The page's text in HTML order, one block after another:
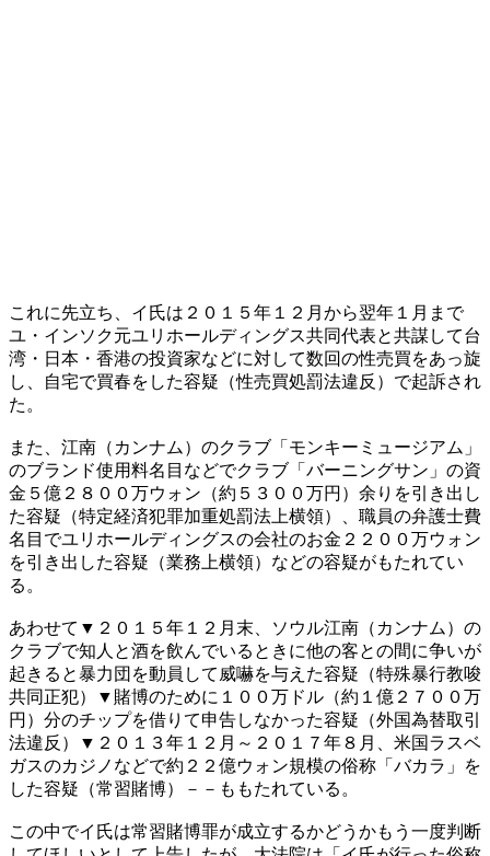
これに先立ち、イ氏は２０１５年１２月から翌年１月まで
ユ・インソク元ユリホールディングス共同代表と共謀して台
湾・日本・香港の投資家などに対して数回の性売買をあっ旋
し、自宅で買春をした容疑（性売買処罰法違反）で起訴され
た。
また、江南（カンナム）のクラブ「モンキーミュージアム」
のブランド使用料名目などでクラブ「バーニングサン」の資
金５億２８００万ウォン（約５３００万円）余りを引き出し
た容疑（特定経済犯罪加重処罰法上横領）、職員の弁護士費
名目でユリホールディングスの会社のお金２２００万ウォン
を引き出した容疑（業務上横領）などの容疑がもたれてい
る。
あわせて▼２０１５年１２月末、ソウル江南（カンナム）の
クラブで知人と酒を飲んでいるときに他の客との間に争いが
起きると暴力団を動員して威嚇を与えた容疑（特殊暴行教唆
共同正犯）▼賭博のために１００万ドル（約１億２７００万
円）分のチップを借りて申告しなかった容疑（外国為替取引
法違反）▼２０１３年１２月～２０１７年８月、米国ラスベ
ガスのカジノなどで約２２億ウォン規模の俗称「バカラ」を
した容疑（常習賭博）－－ももたれている。
この中でイ氏は常習賭博罪が成立するかどうかもう一度判断